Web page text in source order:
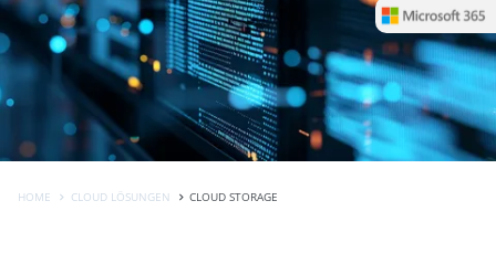
HOME CLOUD LÖSUNGEN CLOUD STORAGE